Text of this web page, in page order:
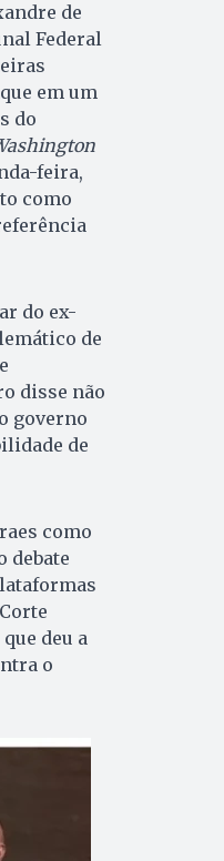
de
Federal
em um
do
feira,
como
do ex-
de
disse não
governo
de
como
debate
deu a
o